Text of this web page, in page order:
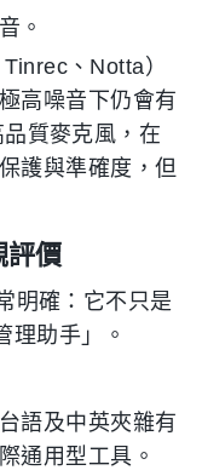
。
、Notta）
高噪音下仍會有
質麥克風，在
護與準確度，但
評價
明確：它不只是
理助手」。
語及中英夾雜有
通用型工具。